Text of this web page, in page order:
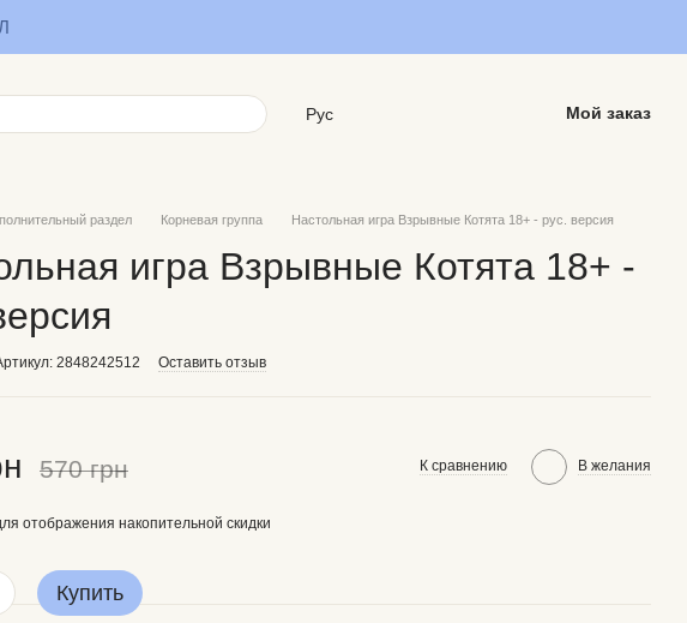
Рус Мой заказ
раздел Корневая группа Настольная игра Взрывные Котята 18+ - рус. версия
игра Взрывные Котята 18+ -
2848242512 Оставить отзыв
570 грн К сравнению В желания
отображения накопительной скидки
Купить